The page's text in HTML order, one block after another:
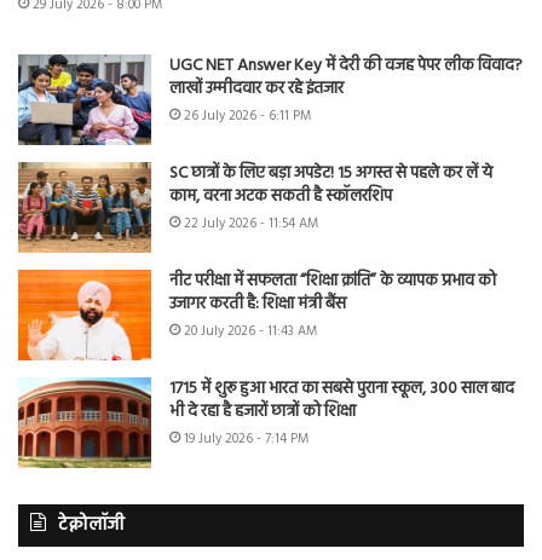
29 July 2026 - 8:00 PM
UGC NET Answer Key में देरी की वजह पेपर लीक विवाद?
लाखों उम्मीदवार कर रहे इंतजार
26 July 2026 - 6:11 PM
SC छात्रों के लिए बड़ा अपडेट! 15 अगस्त से पहले कर लें ये
काम, वरना अटक सकती है स्कॉलरशिप
22 July 2026 - 11:54 AM
नीट परीक्षा में सफलता “शिक्षा क्रांति” के व्यापक प्रभाव को
उजागर करती है: शिक्षा मंत्री बैंस
20 July 2026 - 11:43 AM
1715 में शुरू हुआ भारत का सबसे पुराना स्कूल, 300 साल बाद
भी दे रहा है हजारों छात्रों को शिक्षा
19 July 2026 - 7:14 PM
टेक्नोलॉजी